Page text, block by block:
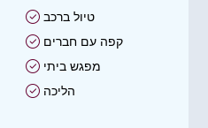
טיול ברכב
קפה עם חברים
מפגש ביתי
הליכה